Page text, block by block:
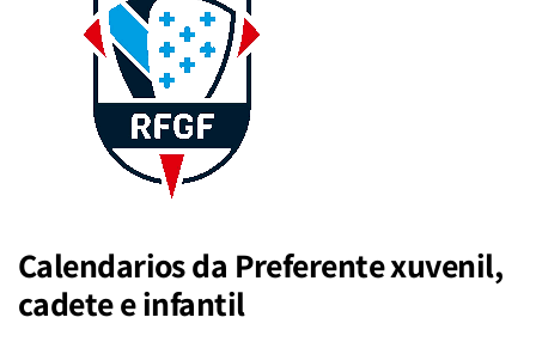
Calendarios da Preferente xuvenil,
cadete e infantil